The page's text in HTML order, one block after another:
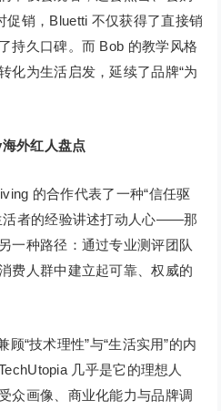
促销，Bluetti 不仅获得了直接销
持久口碑。而 Bob 的教学风格
化为生活启发，延续了品牌“为
外红人盘点
的合作代表了一种“信任驱
者的经验讲述打动人心——那
一种路径：通过专业测评团队
费人群中建立起可靠、权威的
“技术理性”与“生活实用”的内
几乎是它的理想人
众画像、商业化能力与品牌调